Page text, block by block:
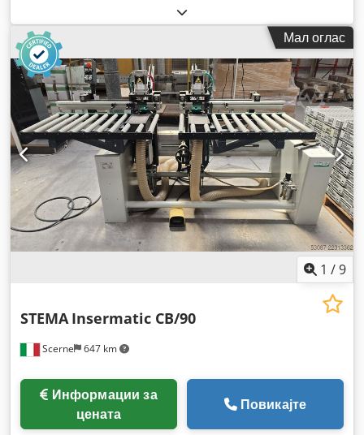
Мал оглас
1 /9
Scerne 647 km
STEMA Insermatic CB/90
цената
Повикајте